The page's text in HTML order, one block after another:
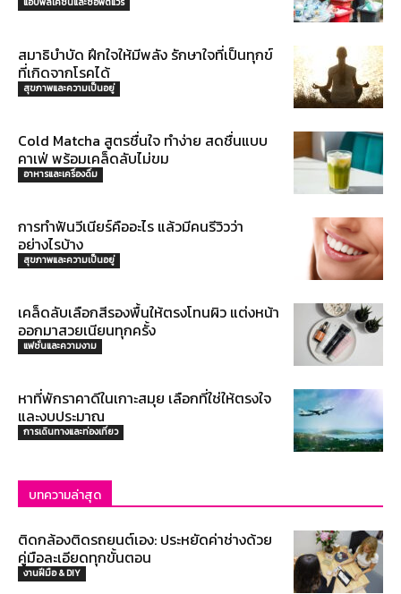
สมาธิบำบัด ฝึกใจให้มีพลัง รักษาใจที่เป็นทุกข์
ที่เกิดจากโรคได้
สุขภาพและความเป็นอยู่
Cold Matcha สูตรชื่นใจ ทำง่าย สดชื่นแบบ
คาเฟ่ พร้อมเคล็ดลับไม่ขม
อาหารและเครื่องดื่ม
การทำฟันวีเนียร์คืออะไร แล้วมีคนรีวิวว่า
อย่างไรบ้าง
สุขภาพและความเป็นอยู่
เคล็ดลับเลือกสีรองพื้นให้ตรงโทนผิว แต่งหน้า
ออกมาสวยเนียนทุกครั้ง
แฟชั่นและความงาม
หาที่พักราคาดีในเกาะสมุย เลือกที่ใช่ให้ตรงใจ
และงบประมาณ
การเดินทางและท่องเที่ยว
บทความล่าสุด
ติดกล้องติดรถยนต์เอง: ประหยัดค่าช่างด้วย
คู่มือละเอียดทุกขั้นตอน
งานฝีมือ & DIY